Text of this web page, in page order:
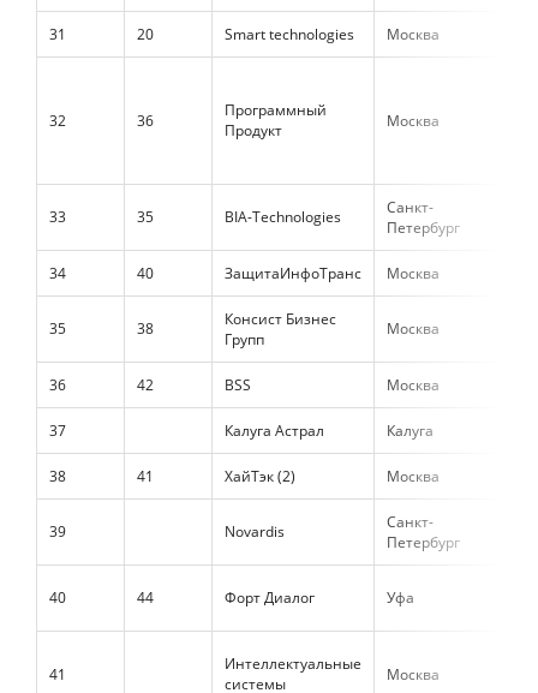
31 20 Smart technologies Москва
32 36
Программный
Продукт
Москва
33 35 BIA-Technologies
Санкт-
Петербург
34 40 ЗащитаИнфоТранс Москва
35 38
Консист Бизнес
Групп
Москва
36 42 BSS Москва
37 Калуга Астрал Калуга
38 41 ХайТэк (2) Москва
39 Novardis
Санкт-
Петербург
40 44 Форт Диалог Уфа
41
Интеллектуальные
системы
Москва